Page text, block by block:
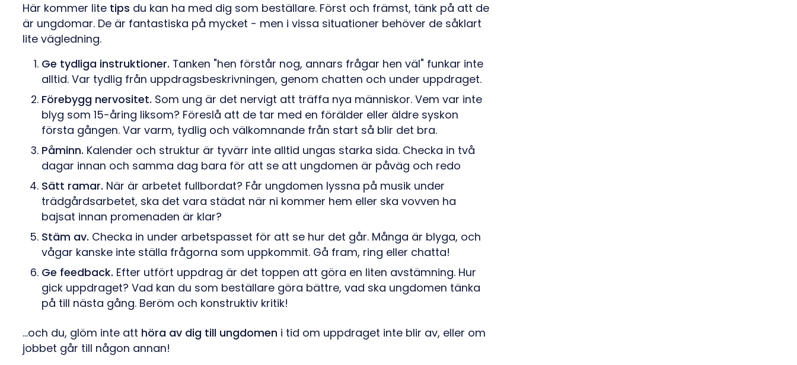
Här kommer lite tips du kan ha med dig som beställare. Först och främst, tänk på att de
är ungdomar. De är fantastiska på mycket - men i vissa situationer behöver de såklart
lite vägledning.
Ge tydliga instruktioner. Tanken "hen förstår nog, annars frågar hen väl" funkar inte
alltid. Var tydlig från uppdragsbeskrivningen, genom chatten och under uppdraget.
Förebygg nervositet. Som ung är det nervigt att träffa nya människor. Vem var inte
blyg som 15-åring liksom? Föreslå att de tar med en förälder eller äldre syskon
första gången. Var varm, tydlig och välkomnande från start så blir det bra.
Påminn. Kalender och struktur är tyvärr inte alltid ungas starka sida. Checka in två
dagar innan och samma dag bara för att se att ungdomen är påväg och redo
Sätt ramar. När är arbetet fullbordat? Får ungdomen lyssna på musik under
trädgårdsarbetet, ska det vara städat när ni kommer hem eller ska vovven ha
bajsat innan promenaden är klar?
Stäm av. Checka in under arbetspasset för att se hur det går. Många är blyga, och
vågar kanske inte ställa frågorna som uppkommit. Gå fram, ring eller chatta!
Ge feedback. Efter utfört uppdrag är det toppen att göra en liten avstämning. Hur
gick uppdraget? Vad kan du som beställare göra bättre, vad ska ungdomen tänka
på till nästa gång. Beröm och konstruktiv kritik!
...och du, glöm inte att höra av dig till ungdomen i tid om uppdraget inte blir av, eller om
jobbet går till någon annan!